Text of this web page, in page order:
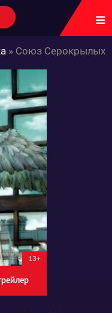
» Союз Серокрылых
13+